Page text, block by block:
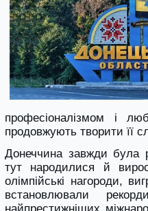
професіоналізмом і
продовжують творити її
Донеччина завжди була
тут народилися й
олімпійські нагороди,
встановлювали